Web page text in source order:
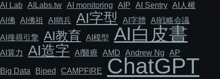
AI Lab AILabs.tw AI monitoring AIP AI Sentry AI人權
AI佛
AI佛祖 AI哨兵 AI字型 AI字體 AI戦略会議
AI搜尋引擎 AI教育 AI模型 AI白皮書
AI算力 AI造字 AI醫療 AMD Andrew Ng AP
Big Data Biped CAMPFIRE ChatGPT